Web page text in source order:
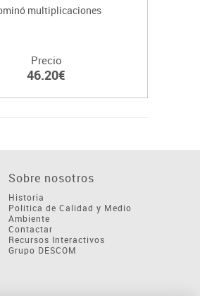
multiplicaciones
Precio
46.20€
Sobre nosotros
Historia
Política de Calidad y Medio
Ambiente
Contactar
Recursos Interactivos
Grupo DESCOM